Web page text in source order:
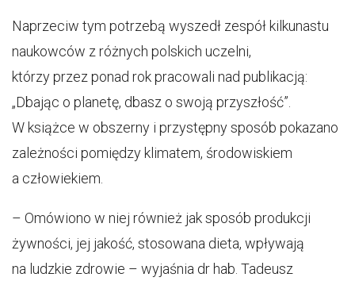
Naprzeciw tym potrzebą wyszedł zespół kilkunastu
naukowców z różnych polskich uczelni,
którzy przez ponad rok pracowali nad publikacją:
„Dbając o planetę, dbasz o swoją przyszłość”.
W książce w obszerny i przystępny sposób pokazano
zależności pomiędzy klimatem, środowiskiem
a człowiekiem.
– Omówiono w niej również jak sposób produkcji
żywności, jej jakość, stosowana dieta, wpływają
na ludzkie zdrowie – wyjaśnia dr hab. Tadeusz